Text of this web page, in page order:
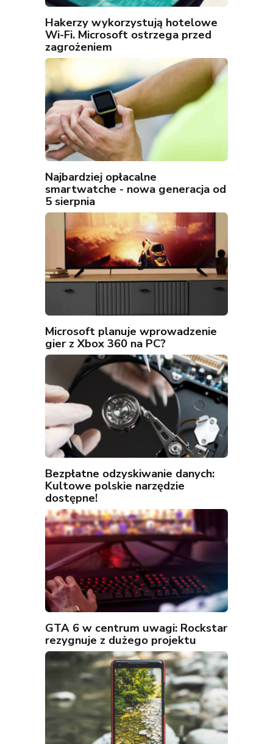
Hakerzy wykorzystują hotelowe
Wi-Fi. Microsoft ostrzega przed
zagrożeniem
Najbardziej opłacalne
smartwatche - nowa generacja od
5 sierpnia
Microsoft planuje wprowadzenie
gier z Xbox 360 na PC?
Bezpłatne odzyskiwanie danych:
Kultowe polskie narzędzie
dostępne!
GTA 6 w centrum uwagi: Rockstar
rezygnuje z dużego projektu